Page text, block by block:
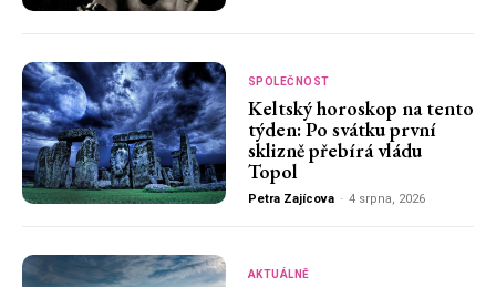
SPOLEČNOST
Keltský horoskop na tento
týden: Po svátku první
sklizně přebírá vládu
Topol
Petra Zajícova - 4 srpna, 2026
AKTUÁLNĚ